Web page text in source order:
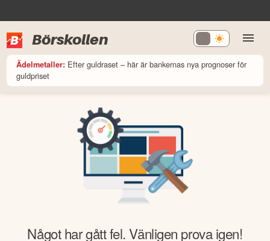
Börskollen
Ädelmetaller: Efter guldraset – här är bankernas nya prognoser för
guldpriset
Något har gått fel. Vänligen prova igen!